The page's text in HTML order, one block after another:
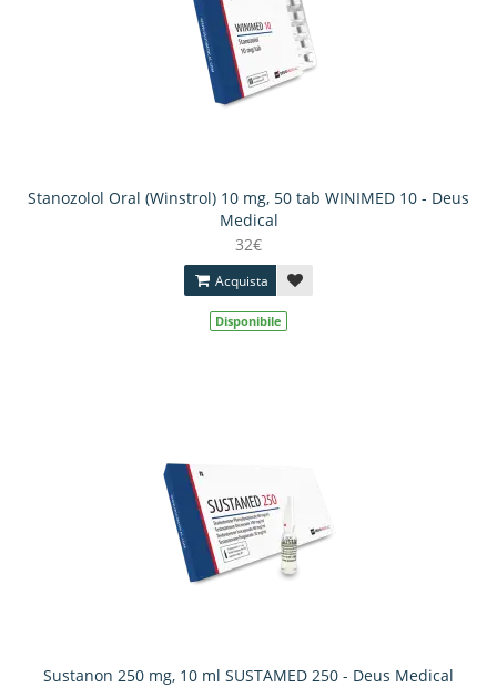
Stanozolol Oral (Winstrol) 10 mg, 50 tab WINIMED 10 - Deus
Medical
32€
Acquista
Disponibile
Sustanon 250 mg, 10 ml SUSTAMED 250 - Deus Medical